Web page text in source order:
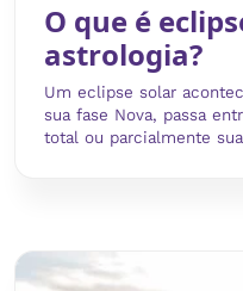
O que é
astrologia?
Um eclipse solar
sua fase Nova, passa
total ou parcialmente